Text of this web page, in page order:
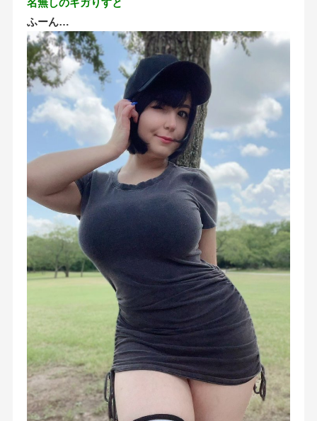
名無しのギガりすと
ふーん…